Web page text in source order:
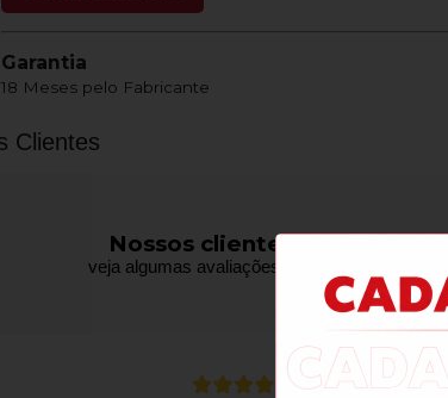
Garantia
18 Meses pelo Fabricante
Clientes
Nossos clientes falam por
veja algumas avaliações de produtos da nossa
Produto: